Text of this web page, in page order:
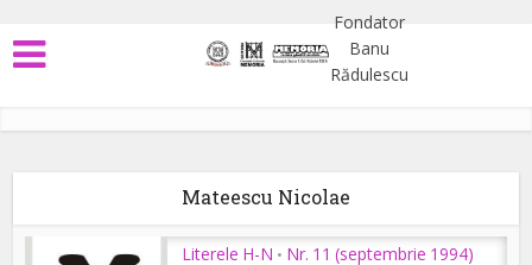
Mateescu Nicolae
Literele H-N • Nr. 11 (septembrie 1994)